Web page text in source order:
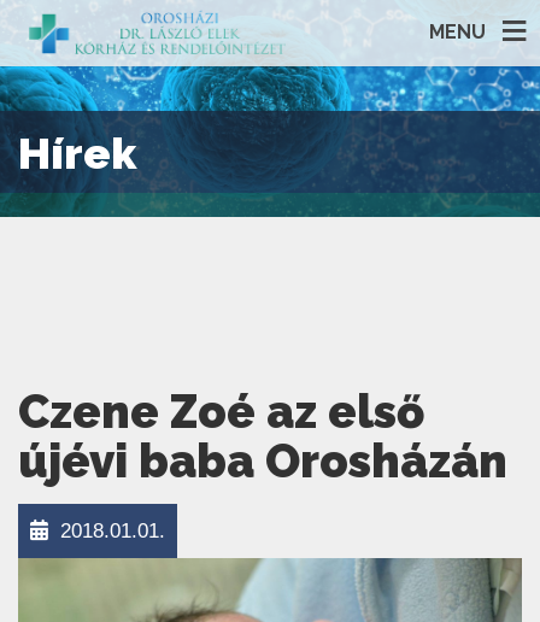
MENU
Hírek
Czene Zoé az első
újévi baba Orosházán
2018.01.01.